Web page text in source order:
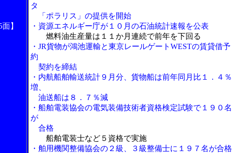
】
タ
「ポラリス」の提供を開始
・資源エネルギー庁が１０月の石油統計速報を公表
燃料油生産量は１１か月連続で前年を下回る
・JR貨物が鴻池運輸と東京レールゲートWESTの賃貸借予
約
契約を締結
・内航船舶輸送統計９月分、貨物船は前年同月比１．４％
増、
油送船は８．７％減
・船舶電装協会の電気装備技術者資格検定試験で１９０名
が
合格
船舶電装士など５資格で実施
・舶用機関整備協会の２級、３級整備士に１９７名が合格